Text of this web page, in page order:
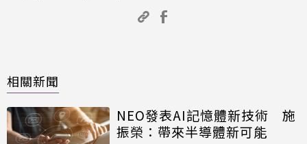
相關新聞
NEO發表AI記憶體新技術 施
振榮：帶來半導體新可能